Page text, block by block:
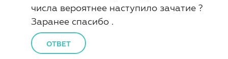
числа вероятнее наступило зачатие ?
Заранее спасибо .
ОТВЕТ